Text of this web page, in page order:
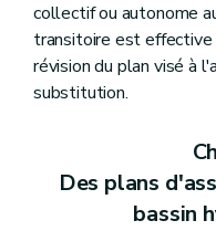
collectif ou autonome
transitoire est effective
révision du plan visé à
substitution.
Des plans
bassin